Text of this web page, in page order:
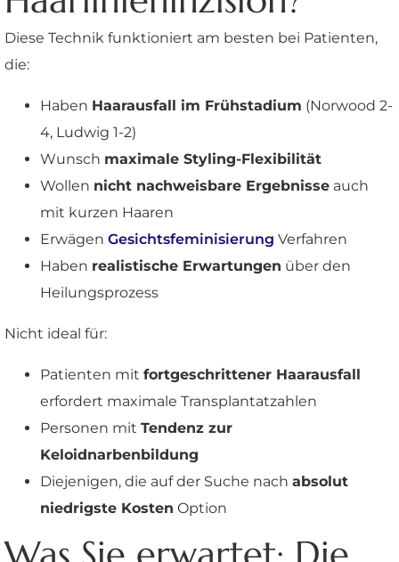
Diese Technik funktioniert am besten bei Patienten,
die:
Haben Haarausfall im Frühstadium (Norwood 2-
4, Ludwig 1-2)
Wunsch maximale Styling-Flexibilität
Wollen nicht nachweisbare Ergebnisse auch
mit kurzen Haaren
Erwägen Gesichtsfeminisierung Verfahren
Haben realistische Erwartungen über den
Heilungsprozess
Nicht ideal für:
Patienten mit fortgeschrittener Haarausfall
erfordert maximale Transplantatzahlen
Personen mit Tendenz zur
Keloidnarbenbildung
Diejenigen, die auf der Suche nach absolut
niedrigste Kosten Option